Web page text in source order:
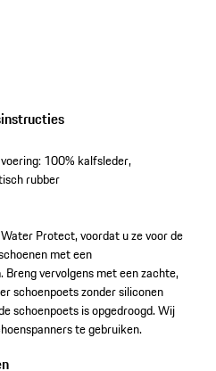
100% kalfsleder,
rubber
Protect, voordat u ze voor de
met een
vervolgens met een zachte,
schoenpoets zonder siliconen
schoenpoets is opgedroogd. Wij
te gebruiken.